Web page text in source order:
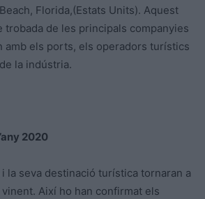
Beach, Florida,(Estats Units). Aquest
trobada de les principals companyies
amb els ports, els operadors turístics
la indústria.
2020
la seva destinació turística tornaran a
vinent. Així ho han confirmat els